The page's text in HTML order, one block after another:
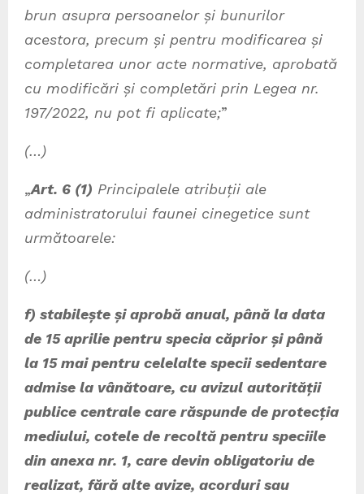
brun asupra persoanelor și bunurilor
acestora, precum și pentru modificarea și
completarea unor acte normative, aprobată
cu modificări și completări prin Legea nr.
197/2022, nu pot fi aplicate;”
(…)
„Art. 6 (1) Principalele atribuții ale
administratorului faunei cinegetice sunt
următoarele:
(…)
f) stabilește și aprobă anual, până la data
de 15 aprilie pentru specia căprior și până
la 15 mai pentru celelalte specii sedentare
admise la vânătoare, cu avizul autorității
publice centrale care răspunde de protecția
mediului, cotele de recoltă pentru speciile
din anexa nr. 1, care devin obligatoriu de
realizat, fără alte avize, acorduri sau